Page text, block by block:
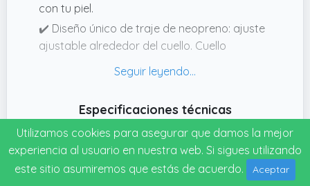
con tu piel.
✔️ Diseño único de traje de neopreno: ajuste
ajustable alrededor del cuello. Cuello
de velcro en la parte posterior que es fácil de
poner y quitar, costuras planas que te
proporcionan un traje de surf suave. Las
hombreras y rodilleras proporcionan
Especificaciones técnicas
Fecha de lanzamiento
03-08-2026
Utilizamos cookies para asegurar que damos la mejor
experiencia al usuario en nuestra web. Si sigues utilizando
este sitio asumiremos que estás de acuerdo.
Aceptar